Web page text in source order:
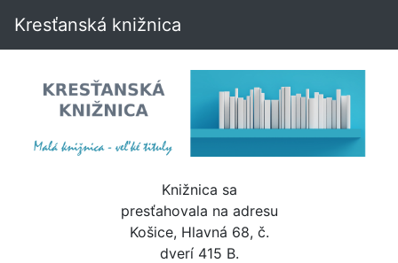
Kresťanská knižnica
Knižnica sa
presťahovala na adresu
Košice, Hlavná 68, č.
dverí 415 B.